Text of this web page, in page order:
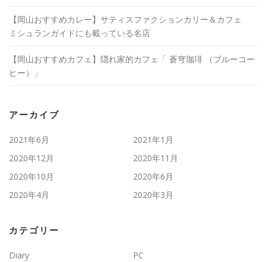
【岡山おすすめカレー】サティスファクションカリー＆カフェ
ミシュランガイドにも載っている名店
【岡山おすすめカフェ】隠れ家的カフェ「 蒼穹珈琲 （ブルーコー
ヒー）」
アーカイブ
2021年6月
2021年1月
2020年12月
2020年11月
2020年10月
2020年6月
2020年4月
2020年3月
カテゴリー
Diary
PC